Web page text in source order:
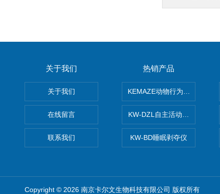
关于我们
关于我们
在线留言
联系我们
热销产品
KEMAZE动物行为学分析系统
KW-DZL自主活动转轮系统
KW-BD睡眠剥夺仪
Copyright © 2026 南京卡尔文生物科技有限公司 版权所有